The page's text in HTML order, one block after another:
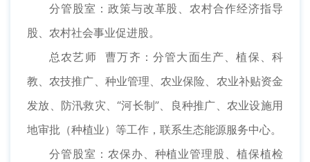
分管股室：政策与改革股、农村合作经济指导
股、农村社会事业促进股。
总农艺师 曹万齐：分管大面生产、植保、科
教、农技推广、种业管理、农业保险、农业补贴资金
发放、防汛救灾、“河长制”、良种推广、农业设施用
地审批（种植业）等工作，联系生态能源服务中心。
分管股室：农保办、种植业管理股、植保植检